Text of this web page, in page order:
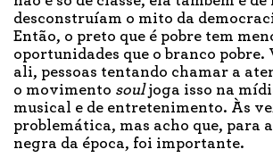
desconstruíam o mito da
Então, o preto que é pobre tem
oportunidades que o branco pobre.
ali, pessoas tentando chamar a
o movimento souljoga isso na
musical e de entretenimento. Às
problemática, mas acho que, para
negra da época, foi importante.